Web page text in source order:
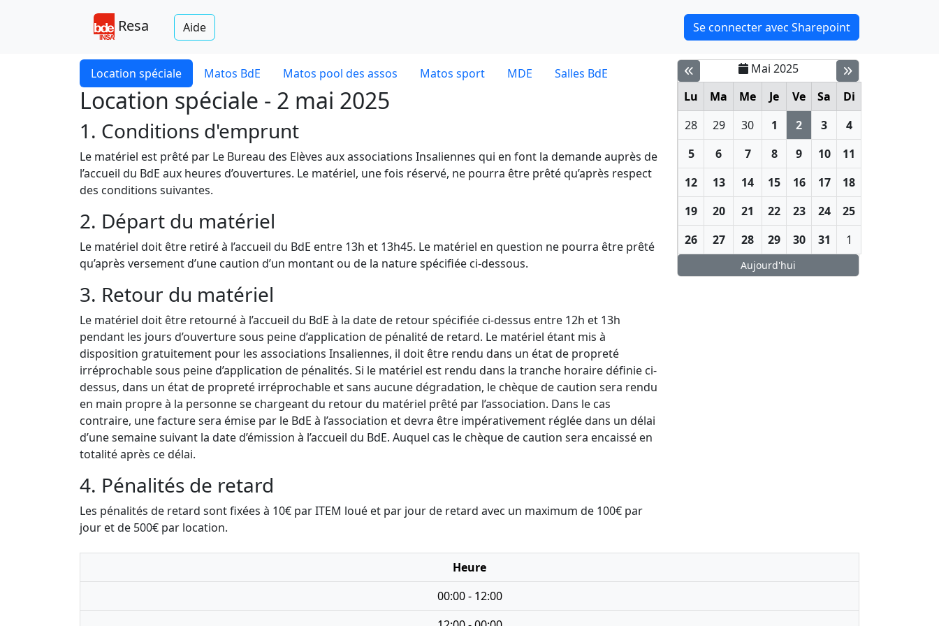
Resa Aide Se connecter avec Sharepoint
Location spéciale Matos BdE Matos pool des assos Matos sport MDE Salles BdE
Location spéciale - 2 mai 2025
1. Conditions d'emprunt
Le matériel est prêté par Le Bureau des Elèves aux associations Insaliennes qui en font la demande auprès de
l’accueil du BdE aux heures d’ouvertures. Le matériel, une fois réservé, ne pourra être prêté qu’après respect
des conditions suivantes.
2. Départ du matériel
Le matériel doit être retiré à l’accueil du BdE entre 13h et 13h45. Le matériel en question ne pourra être prêté
qu’après versement d’une caution d’un montant ou de la nature spécifiée ci-dessous.
3. Retour du matériel
Le matériel doit être retourné à l’accueil du BdE à la date de retour spécifiée ci-dessus entre 12h et 13h
pendant les jours d’ouverture sous peine d’application de pénalité de retard. Le matériel étant mis à
disposition gratuitement pour les associations Insaliennes, il doit être rendu dans un état de propreté
irréprochable sous peine d’application de pénalités. Si le matériel est rendu dans la tranche horaire définie ci-
dessus, dans un état de propreté irréprochable et sans aucune dégradation, le chèque de caution sera rendu
en main propre à la personne se chargeant du retour du matériel prêté par l’association. Dans le cas
contraire, une facture sera émise par le BdE à l’association et devra être impérativement réglée dans un délai
d’une semaine suivant la date d’émission à l’accueil du BdE. Auquel cas le chèque de caution sera encaissé en
totalité après ce délai.
4. Pénalités de retard
Les pénalités de retard sont fixées à 10€ par ITEM loué et par jour de retard avec un maximum de 100€ par
jour et de 500€ par location.
Mai 2025
Lu
Ma Me Je Ve Sa
Di
28
29 30 1 2 3
4
5
6 7 8 9 10
11
12
13 14 15 16 17
18
19
20 21 22 23 24
25
26
27 28 29 30 31 1
Aujourd'hui
Heure
00:00 - 12:00